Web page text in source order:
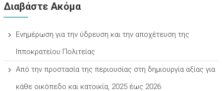
Διαβάστε Ακόμα
Ενημέρωση για την ύδρευση και την αποχέτευση της
Ιπποκρατείου Πολιτείας
Από την προστασία της περιουσίας στη δημιουργία αξίας για
κάθε οικόπεδο και κατοικία, 2025 έως 2026